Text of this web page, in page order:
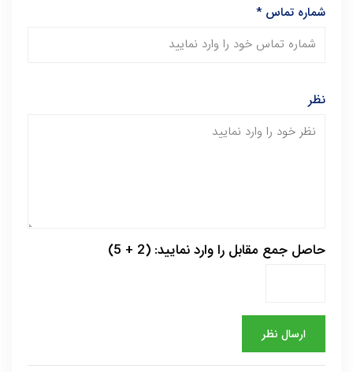
شماره تماس*
نظر
حاصل جمع مقابل را وارد نمایید: (2 + 5)